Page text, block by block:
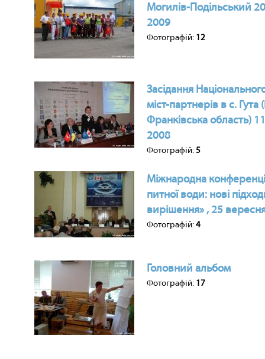
Могилів-Подільський
2009
Фотографій: 12
Засідання
міст-партнерів в с. Гута
Франківська область)
2008
Фотографій:5
Міжнародна
питної води: нові
вирішення» , 25
Фотографій:4
Головний альбом
Фотографій: 17